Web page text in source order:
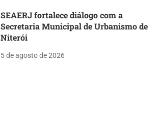
SEAERJ fortalece diálogo com a
Secretaria Municipal de Urbanismo de
Niterói
5 de agosto de 2026